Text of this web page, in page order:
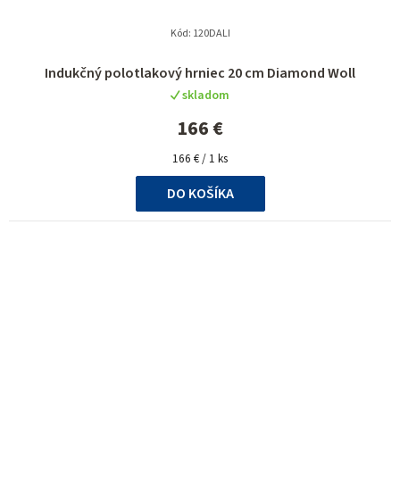
Indukčný polotlakový hrniec 20 cm Diamond Woll
skladom
166 €
Jednotková
cena:
166 € / 1 ks
DO KOŠÍKA
Kód: 120DALI